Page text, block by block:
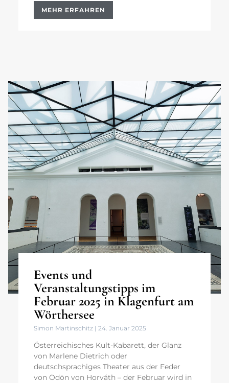
MEHR ERFAHREN
Events und
Veranstaltungstipps im
Februar 2025 in Klagenfurt am
Wörthersee
Simon Martinschitz 24. Januar 2025
Österreichisches Kult-Kabarett, der Glanz
von Marlene Dietrich oder
deutschsprachiges Theater aus der Feder
von Ödön von Horváth – der Februar wird in